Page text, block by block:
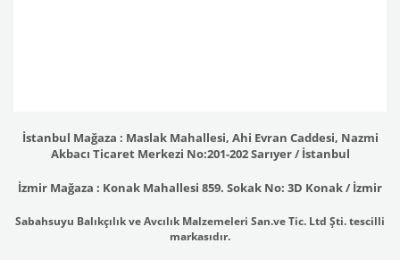
İstanbul Mağaza : Maslak Mahallesi, Ahi Evran Caddesi, Nazmi
Akbacı Ticaret Merkezi No:201-202 Sarıyer / İstanbul
İzmir Mağaza : Konak Mahallesi 859. Sokak No: 3D Konak / İzmir
Sabahsuyu Balıkçılık ve Avcılık Malzemeleri San.ve Tic. Ltd Şti. tescilli
markasıdır.